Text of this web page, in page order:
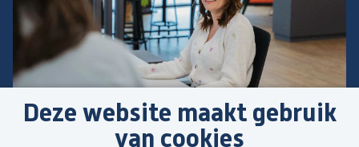
Deze website maakt gebruik
van cookies